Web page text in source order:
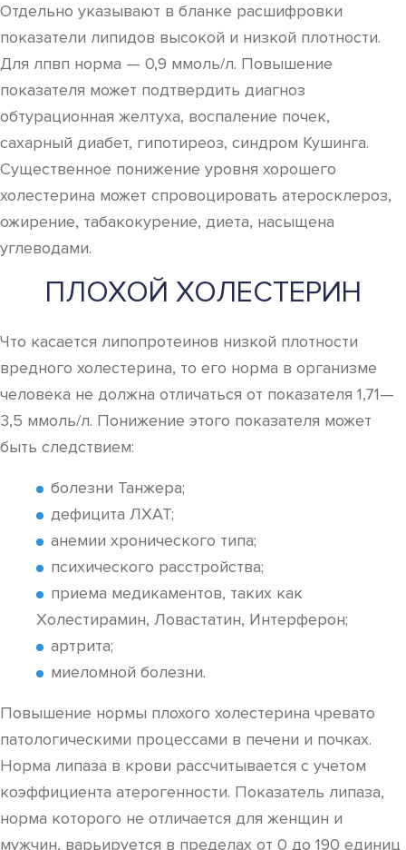
Отдельно указывают в бланке расшифровки
показатели липидов высокой и низкой плотности.
Для лпвп норма — 0,9 ммоль/л. Повышение
показателя может подтвердить диагноз
обтурационная желтуха, воспаление почек,
сахарный диабет, гипотиреоз, синдром Кушинга.
Существенное понижение уровня хорошего
холестерина может спровоцировать атеросклероз,
ожирение, табакокурение, диета, насыщена
углеводами.
ПЛОХОЙ ХОЛЕСТЕРИН
Что касается липопротеинов низкой плотности
вредного холестерина, то его норма в организме
человека не должна отличаться от показателя 1,71—
3,5 ммоль/л. Понижение этого показателя может
быть следствием:
болезни Танжера;
дефицита ЛХАТ;
анемии хронического типа;
психического расстройства;
приема медикаментов, таких как
Холестирамин, Ловастатин, Интерферон;
артрита;
миеломной болезни.
Повышение нормы плохого холестерина чревато
патологическими процессами в печени и почках.
Норма липаза в крови рассчитывается с учетом
коэффициента атерогенности. Показатель липаза,
норма которого не отличается для женщин и
мужчин, варьируется в пределах от 0 до 190 единиц